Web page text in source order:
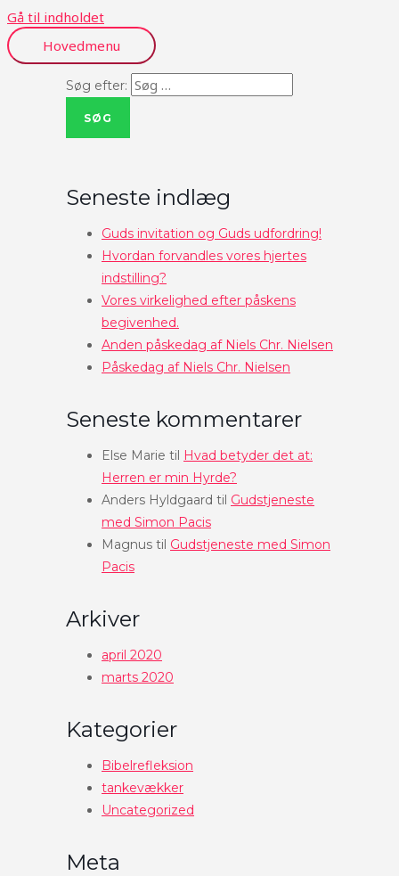
Gå til indholdet
Hovedmenu
Søg efter:
Seneste indlæg
Guds invitation og Guds udfordring!
Hvordan forvandles vores hjertes
indstilling?
Vores virkelighed efter påskens
begivenhed.
Anden påskedag af Niels Chr. Nielsen
Påskedag af Niels Chr. Nielsen
Seneste kommentarer
Else Marie til Hvad betyder det at:
Herren er min Hyrde?
Anders Hyldgaard til Gudstjeneste
med Simon Pacis
Magnus til Gudstjeneste med Simon
Pacis
Arkiver
april 2020
marts 2020
Kategorier
Bibelrefleksion
tankevækker
Uncategorized
Meta